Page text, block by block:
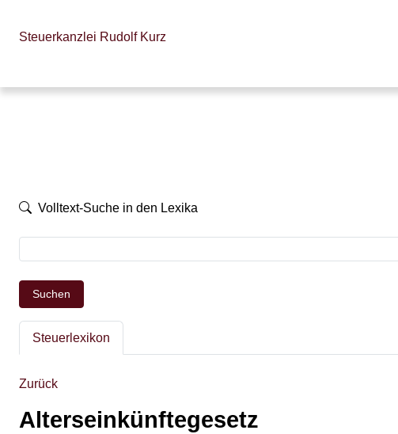
Steuerkanzlei Rudolf Kurz
Volltext-Suche in den Lexika
Suchen
Steuerlexikon
Zurück
Alterseinkünftegesetz